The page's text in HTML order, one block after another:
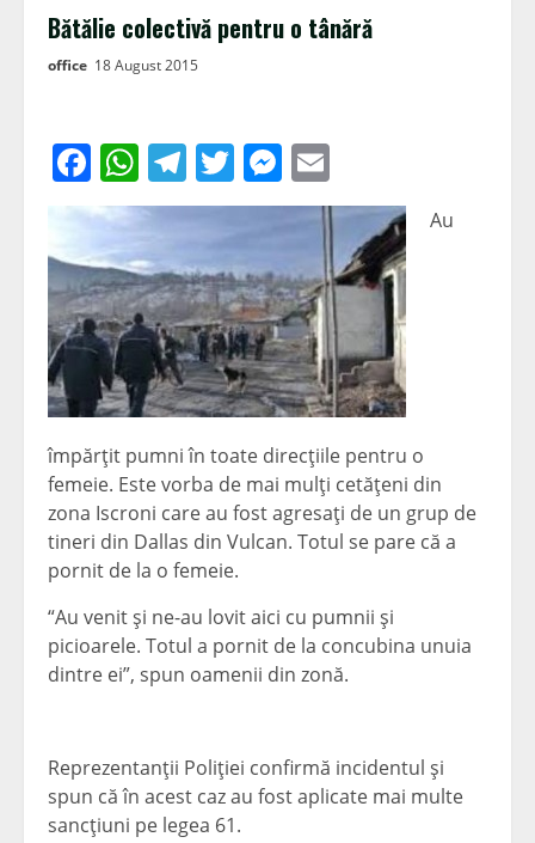
Bătălie colectivă pentru o tânără
office 18 August 2015
Facebook
WhatsApp
Telegram
TwitterMessenger
Au
împărţit pumni în toate direcţiile pentru o
femeie. Este vorba de mai mulţi cetăţeni din
zona Iscroni care au fost agresaţi de un grup de
tineri din Dallas din Vulcan. Totul se pare că a
pornit de la o femeie.
“Au venit şi ne-au lovit aici cu pumnii şi
picioarele. Totul a pornit de la concubina unuia
dintre ei”, spun oamenii din zonă.
Reprezentanţii Poliţiei confirmă incidentul şi
spun că în acest caz au fost aplicate mai multe
sancţiuni pe legea 61.